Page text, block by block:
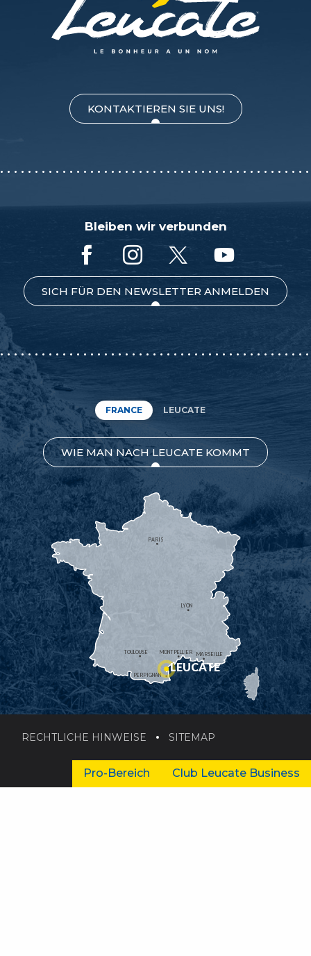
KONTAKTIEREN SIE UNS!
Bleiben wir verbunden
SICH FÜR DEN NEWSLETTER ANMELDEN
FRANCE LEUCATE
WIE MAN NACH LEUCATE KOMMT
MONTPELLIER
PERPIGNAN
MARSEILLE
TOULOUSE
LYON
PARIS
LEUCATE
RECHTLICHE HINWEISE SITEMAP
Pro-Bereich Club Leucate Business